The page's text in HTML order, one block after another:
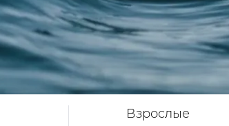
Взрослые